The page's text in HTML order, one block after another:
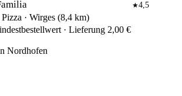
★4,5
· Wirges (8,4 km)
· Lieferung 2,00 €
Nordhofen